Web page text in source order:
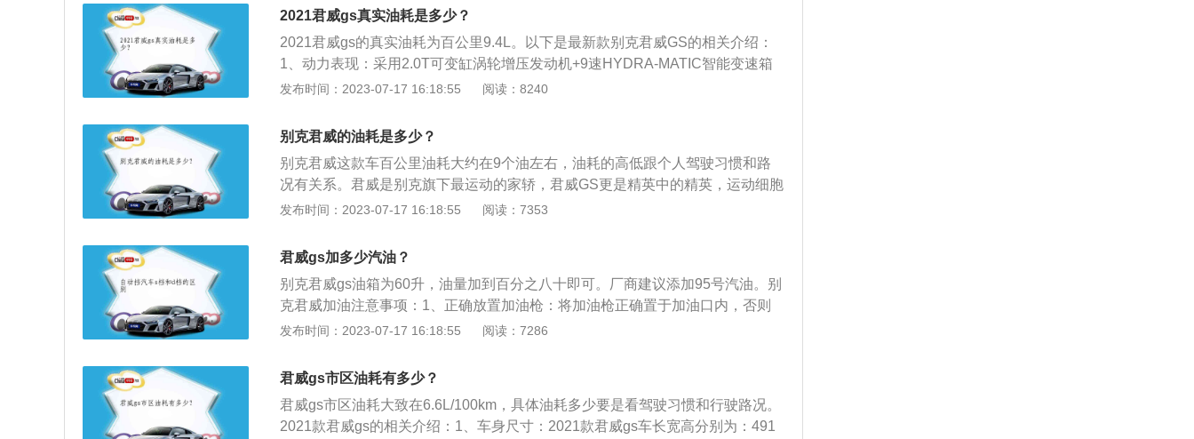
深受用户青睐。别克君威汇聚通用汽车全球先进技术，在承袭传统优势的同时，
针对新时期消费者不断提升的用车需求，以革新的产品实力带来新驾值之美，实
现动感型格、驾乘品质、科技属性的再次进化。
2021君威gs真实油耗是多少？
2021君威gs的真实油耗为百公里9.4L。以下是最新款别克君威GS的相关介绍：
1、动力表现：采用2.0T可变缸涡轮增压发动机+9速HYDRA-MATIC智能变速箱
的动力组合。起步和加速响应全面提升，百公里加速仅需7.2秒，实现澎湃、顺
距为2829mm，该车在空间以及舒适方面，还是较为出众。3、配置方面：拥有G
S运动设计套装、GS运动功能套装、GS专属车漆、智能驾驶辅助、前排正面侧
面气囊、无钥匙进入及启动、双区自动空调等丰富配置。
发布时间：2023-07-17 16:18:55 阅读：8240
别克君威的油耗是多少？
别克君威这款车百公里油耗大约在9个油左右，油耗的高低跟个人驾驶习惯和路
况有关系。君威是别克旗下最运动的家轿，君威GS更是精英中的精英，运动细胞
十足。关于油耗的相关信息如下：1、简介：油耗一般指等速油耗，等速油耗是
2、测试方法：试验可以在道路上进行，也可以在底盘测功机上进行，然后通
过“流量计法”或“碳平衡法”求得百公里油耗。
发布时间：2023-07-17 16:18:55 阅读：7353
君威gs加多少汽油？
别克君威gs油箱为60升，油量加到百分之八十即可。厂商建议添加95号汽油。别
克君威加油注意事项：1、正确放置加油枪：将加油枪正确置于加油口内，否则
容易溢出引发火灾，造成人身伤害。2、锁好油箱盖：加完油后，反复确认油箱
留在车内。除静电也是加油需要注意的环节，拿加油枪时要先除静电，可以触摸
下金属等东西。4、切断电源：加油时切断所有电源，避免发生事故。严禁加油
时抽烟、打电话等行为。
发布时间：2023-07-17 16:18:55 阅读：7286
君威gs市区油耗有多少？
君威gs市区油耗大致在6.6L/100km，具体油耗多少要是看驾驶习惯和行驶路况。
2021款君威gs的相关介绍：1、车身尺寸：2021款君威gs车长宽高分别为：491